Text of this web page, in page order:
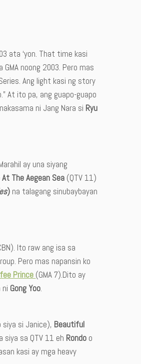
ata ‘yon. That time kasi
noong 2003. Pero mas
Ang light kasi ng story
At ito pa, ang guapo-guapo
ni Jang Nara si Ryu
ay una siyang
At The Aegean Sea (QTV 11)
) na talagang sinubaybayan
Ito raw ang isa sa
Pero mas napansin ko
Prince (GMA 7).Dito ay
ni Gong Yoo.
siya si Janice), Beautiful
siya sa QTV 11 eh Rondo o
kasi ay mga heavy